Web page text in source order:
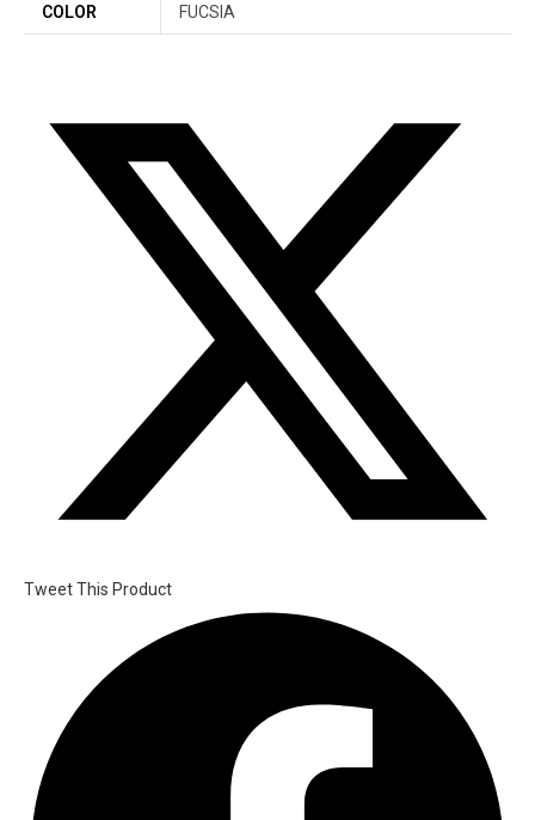
COLOR
FUCSIA
Tweet This Product